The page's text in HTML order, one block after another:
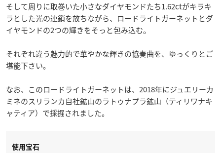
そして周りに取巻いた小さなダイヤモンドたち1.62ctがキラキ
ラとした光の連鎖を放ちながら、ロードライトガーネットとダ
イヤモンドの2つの輝きをそっと包み込む。
それぞれ違う魅力的で華やかな輝きの協奏曲を、ゆっくりとご
堪能下さい。
なお、このロードライトガーネットは、2018年にジュエリーカ
ミネのスリランカ自社鉱山のラトゥナプラ鉱山（ティリワナキ
ャティア）で採掘されました。
使用宝石